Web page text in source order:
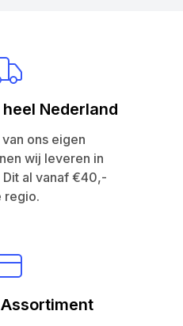
Nederland
ons eigen
wij leveren in
al vanaf €40,-
regio.